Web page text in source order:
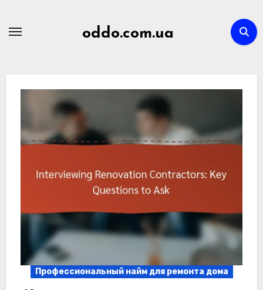
oddo.com.ua
Профессиональный найм для ремонта дома